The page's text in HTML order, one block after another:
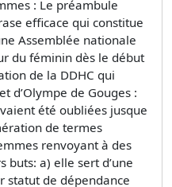
: Le préambule
efficace qui constitue
Assemblée nationale
du féminin dès le début
de la DDHC qui
d’Olympe de Gouges :
été oubliées jusque
de termes
renvoyant à des
buts: a) elle sert d’une
statut de dépendance